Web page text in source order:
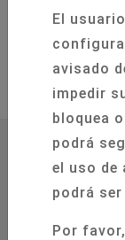
El
avisado
impedir
bloquea
podrá
el uso de
podrá
Por